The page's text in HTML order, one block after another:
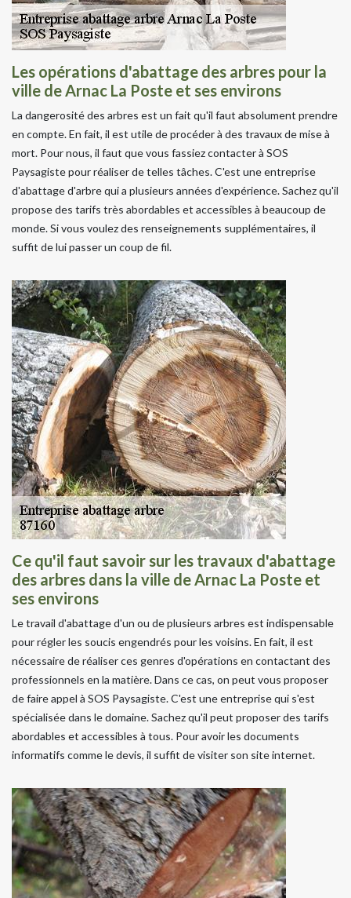
Les opérations d'abattage des arbres pour la
ville de Arnac La Poste et ses environs
La dangerosité des arbres est un fait qu'il faut absolument prendre
en compte. En fait, il est utile de procéder à des travaux de mise à
mort. Pour nous, il faut que vous fassiez contacter à SOS
Paysagiste pour réaliser de telles tâches. C'est une entreprise
d'abattage d'arbre qui a plusieurs années d'expérience. Sachez qu'il
propose des tarifs très abordables et accessibles à beaucoup de
monde. Si vous voulez des renseignements supplémentaires, il
suffit de lui passer un coup de fil.
Ce qu'il faut savoir sur les travaux d'abattage
des arbres dans la ville de Arnac La Poste et
ses environs
Le travail d'abattage d'un ou de plusieurs arbres est indispensable
pour régler les soucis engendrés pour les voisins. En fait, il est
nécessaire de réaliser ces genres d'opérations en contactant des
professionnels en la matière. Dans ce cas, on peut vous proposer
de faire appel à SOS Paysagiste. C'est une entreprise qui s'est
spécialisée dans le domaine. Sachez qu'il peut proposer des tarifs
abordables et accessibles à tous. Pour avoir les documents
informatifs comme le devis, il suffit de visiter son site internet.